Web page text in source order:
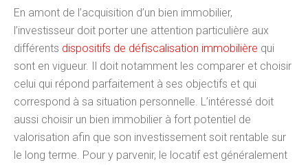
En amont de l’acquisition d’un bien immobilier,
l’investisseur doit porter une attention particulière aux
différents dispositifs de défiscalisation immobilière qui
sont en vigueur. Il doit notamment les comparer et choisir
celui qui répond parfaitement à ses objectifs et qui
correspond à sa situation personnelle. L’intéressé doit
aussi choisir un bien immobilier à fort potentiel de
valorisation afin que son investissement soit rentable sur
le long terme. Pour y parvenir, le locatif est généralement